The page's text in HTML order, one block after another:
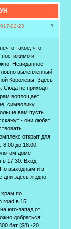
1
02-23
такое, что
и
Невиданное
вылепленный
Королевы. Здесь
Сюда не приходят
воплощает
символику
вам пусть
- они любят
открыт для
8.00 до 18.00.
доме
в 17.30. Вход
выходным и в
дни здесь людно,
храм по
road в 15
юго-запад от
добраться:
бат ($8) -20